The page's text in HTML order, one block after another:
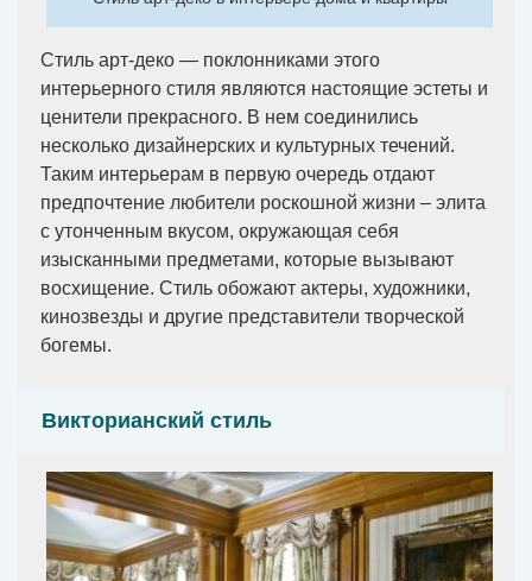
Стиль арт-деко — поклонниками этого
интерьерного стиля являются настоящие эстеты и
ценители прекрасного. В нем соединились
несколько дизайнерских и культурных течений.
Таким интерьерам в первую очередь отдают
предпочтение любители роскошной жизни – элита
с утонченным вкусом, окружающая себя
изысканными предметами, которые вызывают
восхищение. Стиль обожают актеры, художники,
кинозвезды и другие представители творческой
богемы.
Викторианский стиль